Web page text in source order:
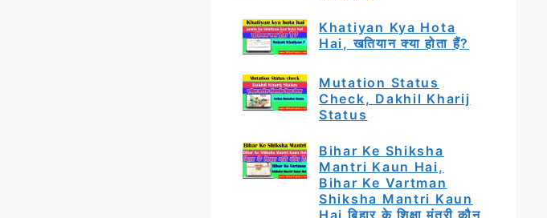
Khatiyan Kya Hota
Hai, खतियान क्या होता हैं?
Mutation Status
Check, Dakhil Kharij
Status
Bihar Ke Shiksha
Mantri Kaun Hai,
Bihar Ke Vartman
Shiksha Mantri Kaun